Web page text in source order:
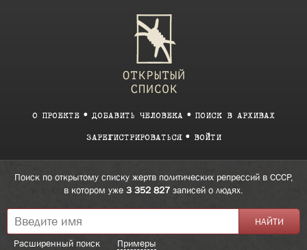
О ПРОЕКТЕ ДОБАВИТЬ ЧЕЛОВЕКА ПОИСК В АРХИВАХ
ЗАРЕГИСТРИРОВАТЬСЯ ВОЙТИ
Поиск по открытому списку жертв политических репрессий в СССР,
в котором уже 3 352 827 записей о людях.
Расширенный поиск Примеры